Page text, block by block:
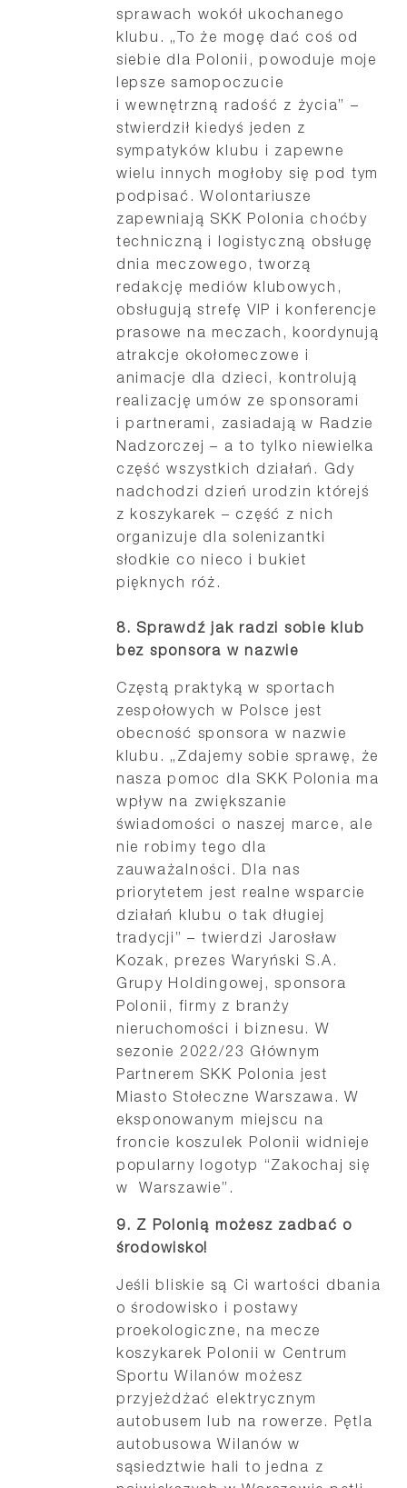
sprawach wokół ukochanego
klubu. „To że mogę dać coś od
siebie dla Polonii, powoduje moje
lepsze samopoczucie
i wewnętrzną radość z życia” –
stwierdził kiedyś jeden z
sympatyków klubu i zapewne
wielu innych mogłoby się pod tym
podpisać. Wolontariusze
zapewniają SKK Polonia choćby
techniczną i logistyczną obsługę
dnia meczowego, tworzą
redakcję mediów klubowych,
obsługują strefę VIP i konferencje
prasowe na meczach, koordynują
atrakcje okołomeczowe i
animacje dla dzieci, kontrolują
realizację umów ze sponsorami
i partnerami, zasiadają w Radzie
Nadzorczej – a to tylko niewielka
część wszystkich działań. Gdy
nadchodzi dzień urodzin którejś
z koszykarek – część z nich
organizuje dla solenizantki
słodkie co nieco i bukiet
pięknych róż.
8. Sprawdź jak radzi sobie klub
bez sponsora w nazwie
Częstą praktyką w sportach
zespołowych w Polsce jest
obecność sponsora w nazwie
klubu. „Zdajemy sobie sprawę, że
nasza pomoc dla SKK Polonia ma
wpływ na zwiększanie
świadomości o naszej marce, ale
nie robimy tego dla
zauważalności. Dla nas
priorytetem jest realne wsparcie
działań klubu o tak długiej
tradycji” – twierdzi Jarosław
Kozak, prezes Waryński S.A.
Grupy Holdingowej, sponsora
Polonii, firmy z branży
nieruchomości i biznesu. W
sezonie 2022/23 Głównym
Partnerem SKK Polonia jest
Miasto Stołeczne Warszawa. W
eksponowanym miejscu na
froncie koszulek Polonii widnieje
popularny logotyp “Zakochaj się
w Warszawie”.
9. Z Polonią możesz zadbać o
środowisko!
Jeśli bliskie są Ci wartości dbania
o środowisko i postawy
proekologiczne, na mecze
koszykarek Polonii w Centrum
Sportu Wilanów możesz
przyjeżdżać elektrycznym
autobusem lub na rowerze. Pętla
autobusowa Wilanów w
sąsiedztwie hali to jedna z